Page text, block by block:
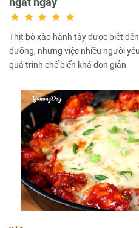
Thịt bò xào hành tây được biết
dưỡng, nhưng việc nhiều người
quá trình chế biến khá đơn giản